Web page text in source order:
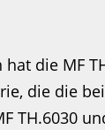
hat die MF
die die
TH.6030